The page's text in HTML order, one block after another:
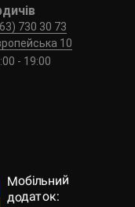
10
- 19:00
730 30 73
Мобільний
додаток: